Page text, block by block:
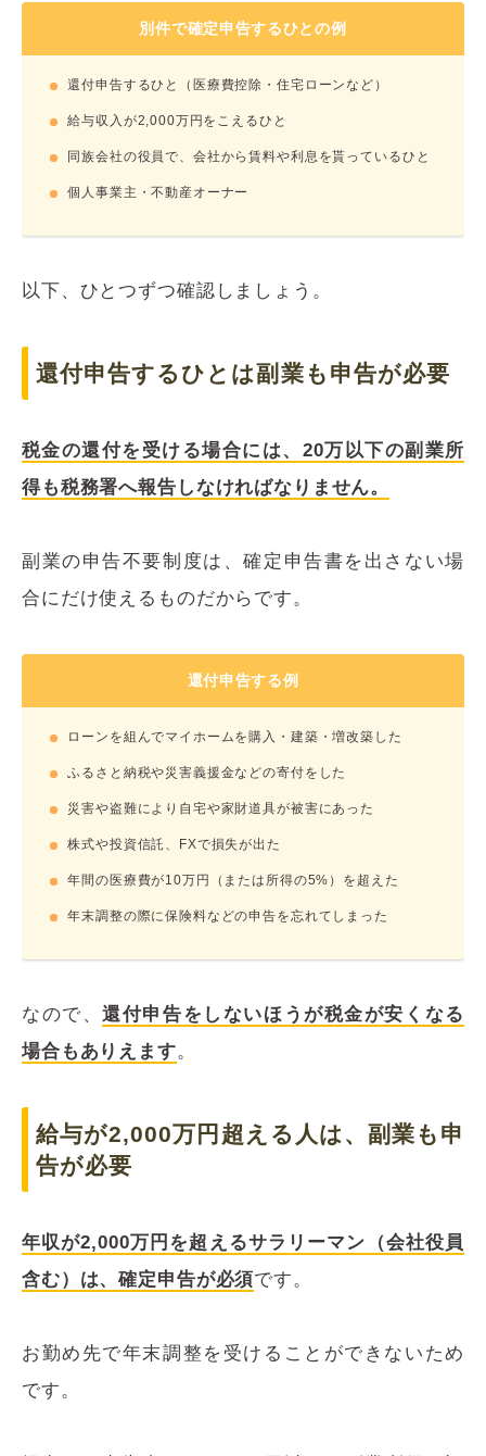
別件で確定申告するひとの例
還付申告するひと（医療費控除・住宅ローンなど）
給与収入が2,000万円をこえるひと
同族会社の役員で、会社から賃料や利息を貰っているひと
個人事業主・不動産オーナー
以下、ひとつずつ確認しましょう。
還付申告するひとは副業も申告が必要
税金の還付を受ける場合には、20万以下の副業所
得も税務署へ報告しなければなりません。
副業の申告不要制度は、確定申告書を出さない場
合にだけ使えるものだからです。
還付申告する例
ローンを組んでマイホームを購入・建築・増改築した
ふるさと納税や災害義援金などの寄付をした
災害や盗難により自宅や家財道具が被害にあった
株式や投資信託、FXで損失が出た
年間の医療費が10万円（または所得の5%）を超えた
年末調整の際に保険料などの申告を忘れてしまった
なので、還付申告をしないほうが税金が安くなる
場合もありえます。
給与が2,000万円超える人は、副業も申
告が必要
年収が2,000万円を超えるサラリーマン（会社役員
含む）は、確定申告が必須です。
お勤め先で年末調整を受けることができないため
です。